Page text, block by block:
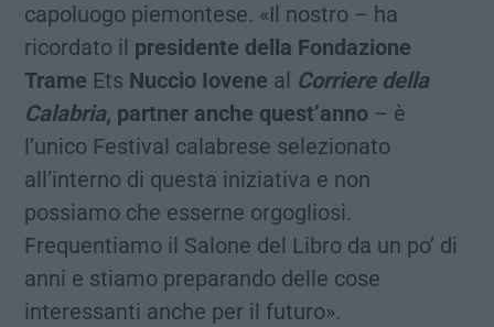
capoluogo piemontese. «Il nostro – ha
ricordato il presidente della Fondazione
Trame Ets Nuccio Iovene al Corriere della
Calabria, partner anche quest’anno – è
l’unico Festival calabrese selezionato
all’interno di questa iniziativa e non
possiamo che esserne orgogliosi.
Frequentiamo il Salone del Libro da un po’ di
anni e stiamo preparando delle cose
interessanti anche per il futuro».